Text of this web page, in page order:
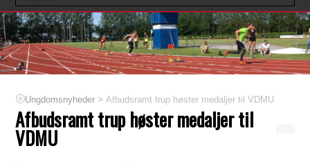
Ungdomsnyheder >Afbudsramt trup høster medaljer til VDMU
Afbudsramt trup høster medaljer til
VDMU